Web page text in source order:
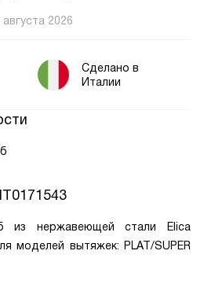
августа 2026
Сделано в
Италии
из нержавеющей стали Elica
моделей вытяжек: PLAT/SUPER